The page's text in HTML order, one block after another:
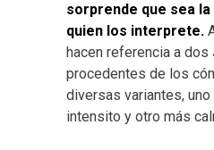
sorprende que sea
quien los interprete.
hacen referencia a dos
procedentes de los
diversas variantes,
intensito y otro más